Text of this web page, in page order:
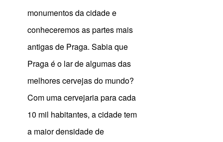
monumentos da cidade e
conheceremos as partes mais
antigas de Praga. Sabia que
Praga é o lar de algumas das
melhores cervejas do mundo?
Com uma cervejaria para cada
10 mil habitantes, a cidade tem
a maior densidade de